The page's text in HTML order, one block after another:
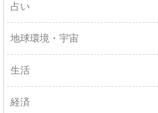
占い
地球環境・宇宙
生活
経済